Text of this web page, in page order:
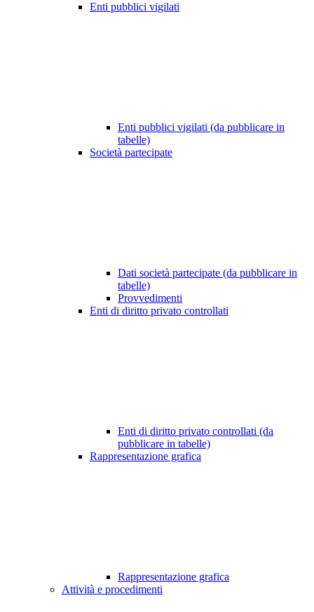
Enti pubblici vigilati
Enti pubblici vigilati (da pubblicare in
tabelle)
Società partecipate
Dati società partecipate (da pubblicare in
tabelle)
Provvedimenti
Enti di diritto privato controllati
Enti di diritto privato controllati (da
pubblicare in tabelle)
Rappresentazione grafica
Rappresentazione grafica
Attività e procedimenti